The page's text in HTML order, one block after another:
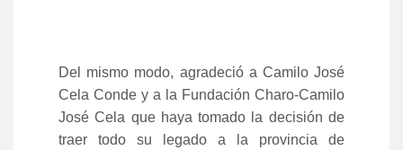
Del mismo modo, agradeció a Camilo José
Cela Conde y a la Fundación Charo-Camilo
José Cela que haya tomado la decisión de
traer todo su legado a la provincia de